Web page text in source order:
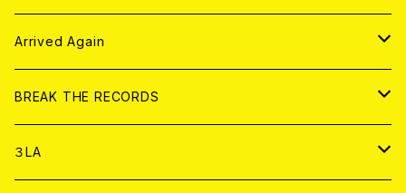
アパレル
書籍
DIGITAL CONTENTS
CD
アナログ
Arrived Again
CD
アナログ
BREAK THE RECORDS
CD
３LA